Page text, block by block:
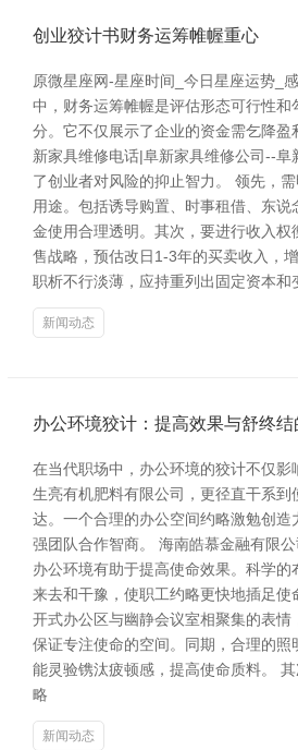
创业狡计书财务运筹帷幄重心
原微星座网-星座时间_今日星座运势_
中，财务运筹帷幄是评估形态可行性和
分。它不仅展示了企业的资金需乞降
新家具维修电话|阜新家具维修公司--阜
了创业者对风险的抑止智力。 领先，
用途。包括诱导购置、时事租借、东说
金使用合理透明。其次，要进行收入权
售战略，预估改日1-3年的买卖收入，
职析不行淡薄，应持重列出固定资本和
新闻动态
办公环境狡计：提高效果与舒终结
在当代职场中，办公环境的狡计不仅影
生亮有机肥料有限公司，更径直干系到
达。一个合理的办公空间约略激勉创造
强团队合作智商。 海南皓慕金融有限
办公环境有助于提高使命效果。科学的
来去和干豫，使职工约略更快地插足使
开式办公区与幽静会议室相聚集的表情
保证专注使命的空间。同期，合理的照
能灵验镌汰疲顿感，提高使命质料。
略
新闻动态